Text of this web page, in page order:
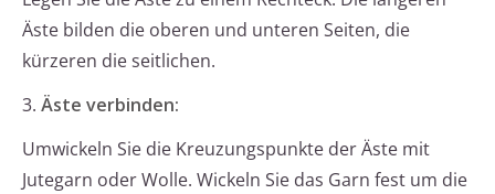
Äste bilden die oberen und unteren Seiten, die
kürzeren die seitlichen.
3. Äste verbinden:
Umwickeln Sie die Kreuzungspunkte der Äste mit
Jutegarn oder Wolle. Wickeln Sie das Garn fest um die